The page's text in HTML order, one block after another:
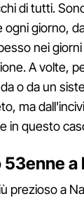
di tutti.
giorno,
nei giorni
A volte,
o da un
ma
in questo
a
prezioso a